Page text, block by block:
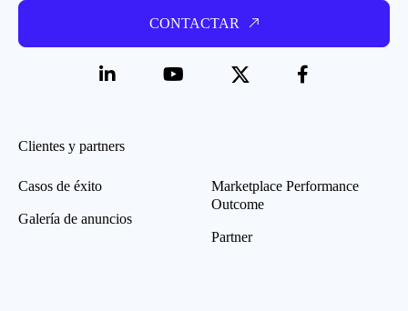
CONTACTAR
Clientes y partners
Casos de éxito
Galería de anuncios
Marketplace Performance
Outcome
Partner